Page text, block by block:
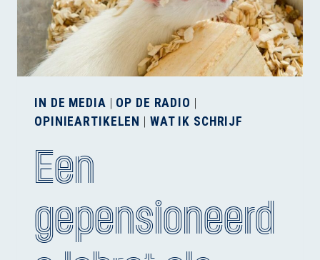
IN DE MEDIA | OP DE RADIO |
OPINIEARTIKELEN | WAT IK SCHRIJF
Een
gepensioneerd